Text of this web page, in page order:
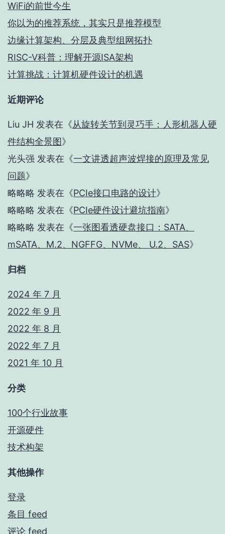
WiFi的前世今生
你以为的推荐系统，其实只是推荐模型
边缘计算架构、分层及典型组网拓扑
RISC-V科普：理解开源ISA架构
计算挑战：计算机硬件设计的机遇
近期评论
Liu JH 发表在《从旋转关节到灵巧手：人形机器人硬
件结构全景图》
光头强 发表在《一文讲透超声波焊接的原理及常见
问题》
略略略 发表在《PCIe接口电路的设计》
略略略 发表在《PCIe硬件设计避坑指南》
略略略 发表在《一张图看透硬盘接口：SATA、
mSATA、M.2、NGFFG、NVMe、 U.2、SAS》
归档
2024 年 7 月
2022 年 9 月
2022 年 8 月
2022 年 7 月
2021 年 10 月
分类
100个行业故事
开源硬件
技术构架
其他操作
登录
条目 feed
评论 feed